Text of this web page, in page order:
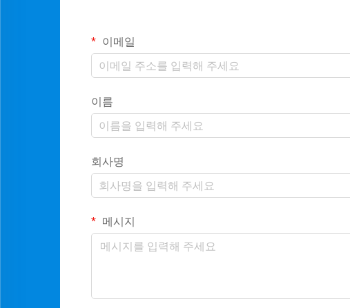
이메일
이름
회사명
메시지